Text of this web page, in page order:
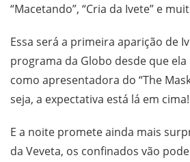
“Macetando”, “Cria da Ivete” e
Essa será a primeira aparição de
programa da Globo desde que
como apresentadora do “The
seja, a expectativa está lá em cima!
E a noite promete ainda mais
da Veveta, os confinados vão